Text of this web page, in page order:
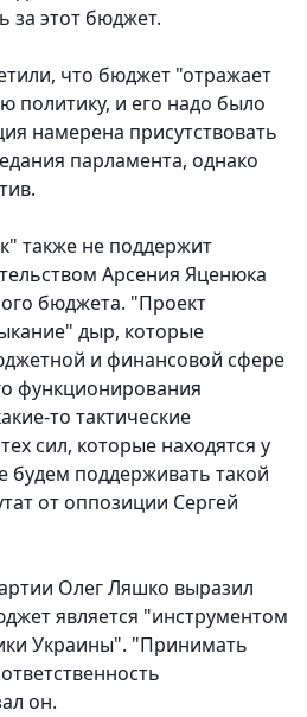
за этот бюджет.
что бюджет "отражает
политику, и его надо было
намерена присутствовать
парламента, однако
также не поддержит
Арсения Яценюка
бюджета. "Проект
дыр, которые
и финансовой сфере
функционирования
то тактические
сил, которые находятся у
будем поддерживать такой
от оппозиции Сергей
Олег Ляшко выразил
является "инструментом
Украины". "Принимать
он.